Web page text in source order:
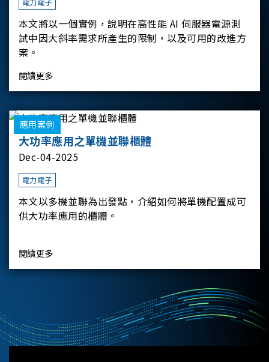
電力電子
本文將以一個實例，說明在高性能 AI 伺服器電源測
試中因大斜率需求所產生的限制，以及可用的改進方
案。
閱讀更多
應用案例
大功率應用之單機並聯櫃體
Dec-04-2025
電力電子
本文以多機並聯為出發點，介紹如何將單機配置成可
供大功率應用的櫃體。
閱讀更多